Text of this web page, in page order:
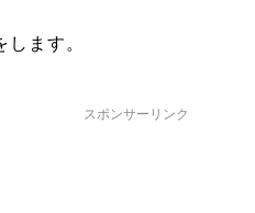
ます。
スポンサーリンク